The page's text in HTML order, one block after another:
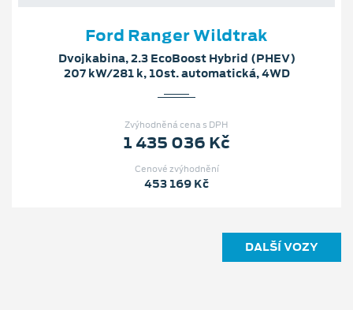
Ford Ranger Wildtrak
Dvojkabina, 2.3 EcoBoost Hybrid (PHEV)
207 kW/281 k, 10st. automatická, 4WD
Zvýhodněná cena s DPH
1 435 036 Kč
Cenové zvýhodnění
453 169 Kč
DALŠÍ VOZY